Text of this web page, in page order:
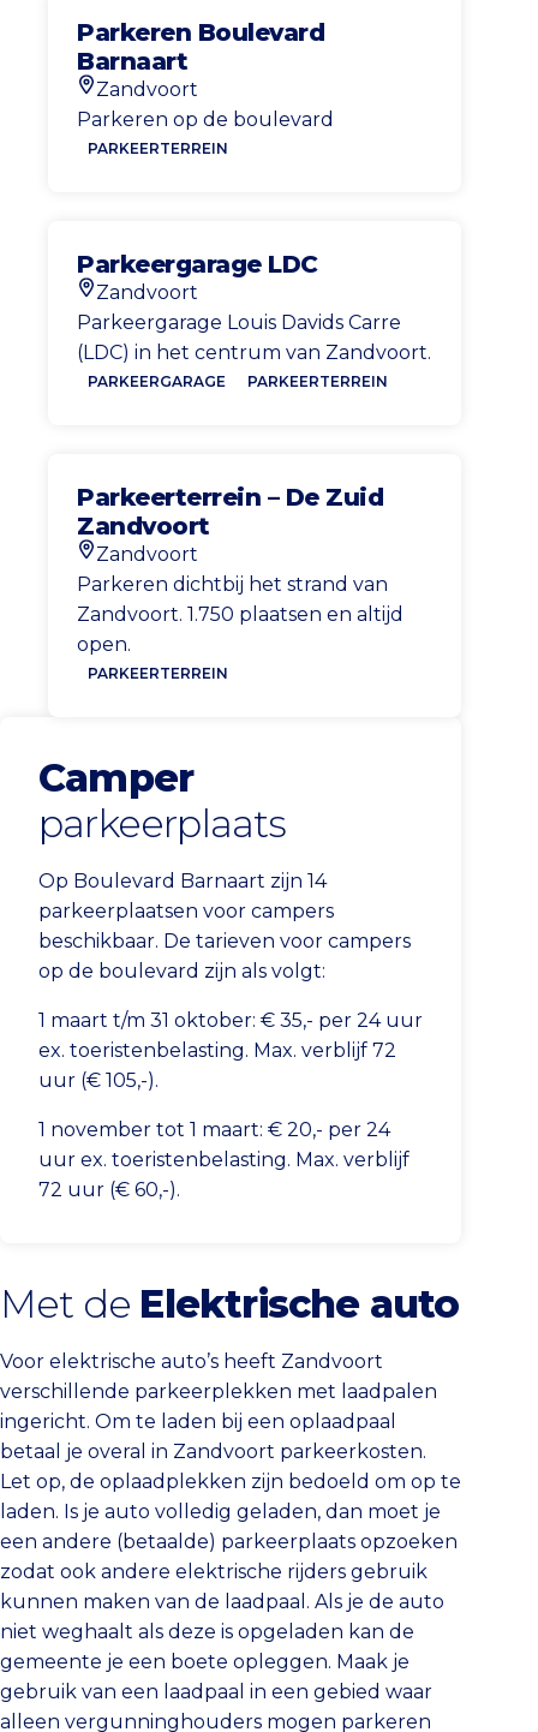
Parkeren Boulevard
Barnaart
Locatie
Zandvoort
Parkeren op de boulevard
PARKEERTERREIN
Parkeergarage LDC
Locatie
Zandvoort
Parkeergarage Louis Davids Carre
(LDC) in het centrum van Zandvoort.
PARKEERGARAGE PARKEERTERREIN
Parkeerterrein – De Zuid
Zandvoort
Locatie
Zandvoort
Parkeren dichtbij het strand van
Zandvoort. 1.750 plaatsen en altijd
open.
PARKEERTERREIN
Camper
parkeerplaats
Op Boulevard Barnaart zijn 14
parkeerplaatsen voor campers
beschikbaar. De tarieven voor campers
op de boulevard zijn als volgt:
1 maart t/m 31 oktober: € 35,- per 24 uur
ex. toeristenbelasting. Max. verblijf 72
uur (€ 105,-).
1 november tot 1 maart: € 20,- per 24
uur ex. toeristenbelasting. Max. verblijf
72 uur (€ 60,-).
Met de Elektrische auto
Voor elektrische auto’s heeft Zandvoort
verschillende parkeerplekken met laadpalen
ingericht. Om te laden bij een oplaadpaal
betaal je overal in Zandvoort parkeerkosten.
Let op, de oplaadplekken zijn bedoeld om op te
laden. Is je auto volledig geladen, dan moet je
een andere (betaalde) parkeerplaats opzoeken
zodat ook andere elektrische rijders gebruik
kunnen maken van de laadpaal. Als je de auto
niet weghaalt als deze is opgeladen kan de
gemeente je een boete opleggen. Maak je
gebruik van een laadpaal in een gebied waar
alleen vergunninghouders mogen parkeren